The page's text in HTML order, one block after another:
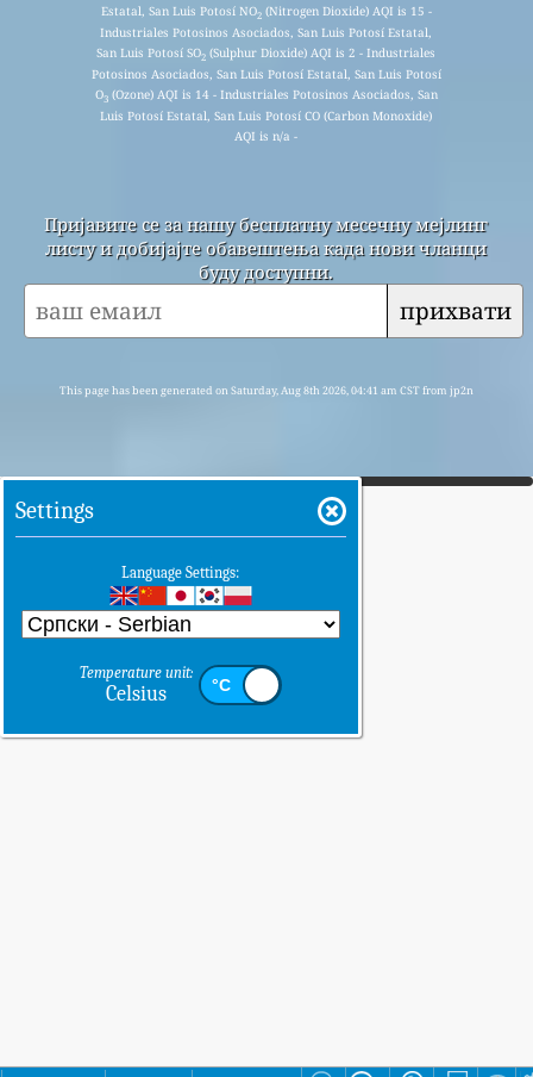
Estatal, San Luis Potosí NO2(Nitrogen Dioxide) AQI is 15 -
Industriales Potosinos Asociados, San Luis Potosí Estatal,
San Luis Potosí SO2 (Sulphur Dioxide) AQI is 2 - Industriales
Potosinos Asociados, San Luis Potosí Estatal, San Luis Potosí
O3(Ozone) AQI is 14 - Industriales Potosinos Asociados, San
Luis Potosí Estatal, San Luis Potosí CO (Carbon Monoxide)
AQI is n/a -
Пријавите се за нашу бесплатну месечну мејлинг
листу и добијајте обавештења када нови чланци
буду доступни.
прихвати
This page has been generated on Saturday, Aug 8th 2026, 04:41 am CST from jp2n
Settings
Language Settings:
Temperature unit:
Celsius